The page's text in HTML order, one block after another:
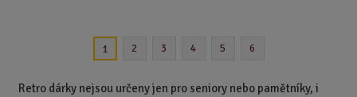
p
1 2 3 4 5 6
Retro dárky nejsou určeny jen pro seniory nebo pamětníky, i